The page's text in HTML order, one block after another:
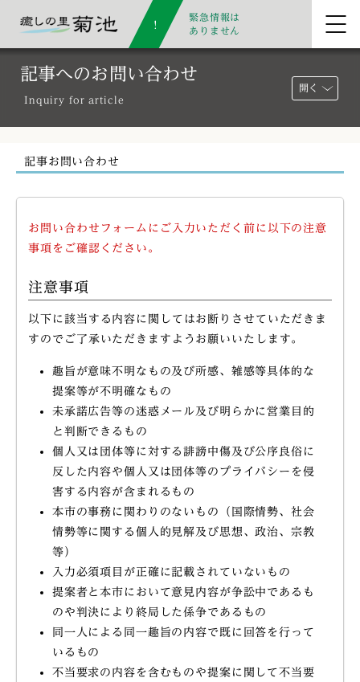
緊急情報は
ありません
記事へのお問い合わせ
Inquiry for article
開く
記事お問い合わせ
お問い合わせフォームにご入力いただく前に以下の注意
事項をご確認ください。
注意事項
以下に該当する内容に関してはお断りさせていただきま
すのでご了承いただきますようお願いいたします。
趣旨が意味不明なもの及び所感、雑感等具体的な
提案等が不明確なもの
未承諾広告等の迷惑メール及び明らかに営業目的
と判断できるもの
個人又は団体等に対する誹謗中傷及び公序良俗に
反した内容や個人又は団体等のプライバシーを侵
害する内容が含まれるもの
本市の事務に関わりのないもの（国際情勢、社会
情勢等に関する個人的見解及び思想、政治、宗教
等）
入力必須項目が正確に記載されていないもの
提案者と本市において意見内容が争訟中であるも
のや判決により終局した係争であるもの
同一人による同一趣旨の内容で既に回答を行って
いるもの
不当要求の内容を含むものや提案に関して不当要